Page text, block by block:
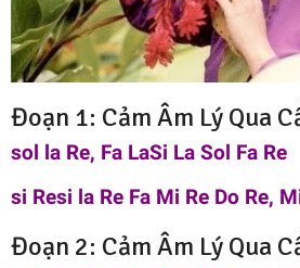
Đoạn 1: Cảm Âm Lý Qua
sol la Re, Fa LaSi La Sol Fa Re
si Resi la Re Fa Mi Re Do Re,
Đoạn 2: Cảm Âm Lý Qua